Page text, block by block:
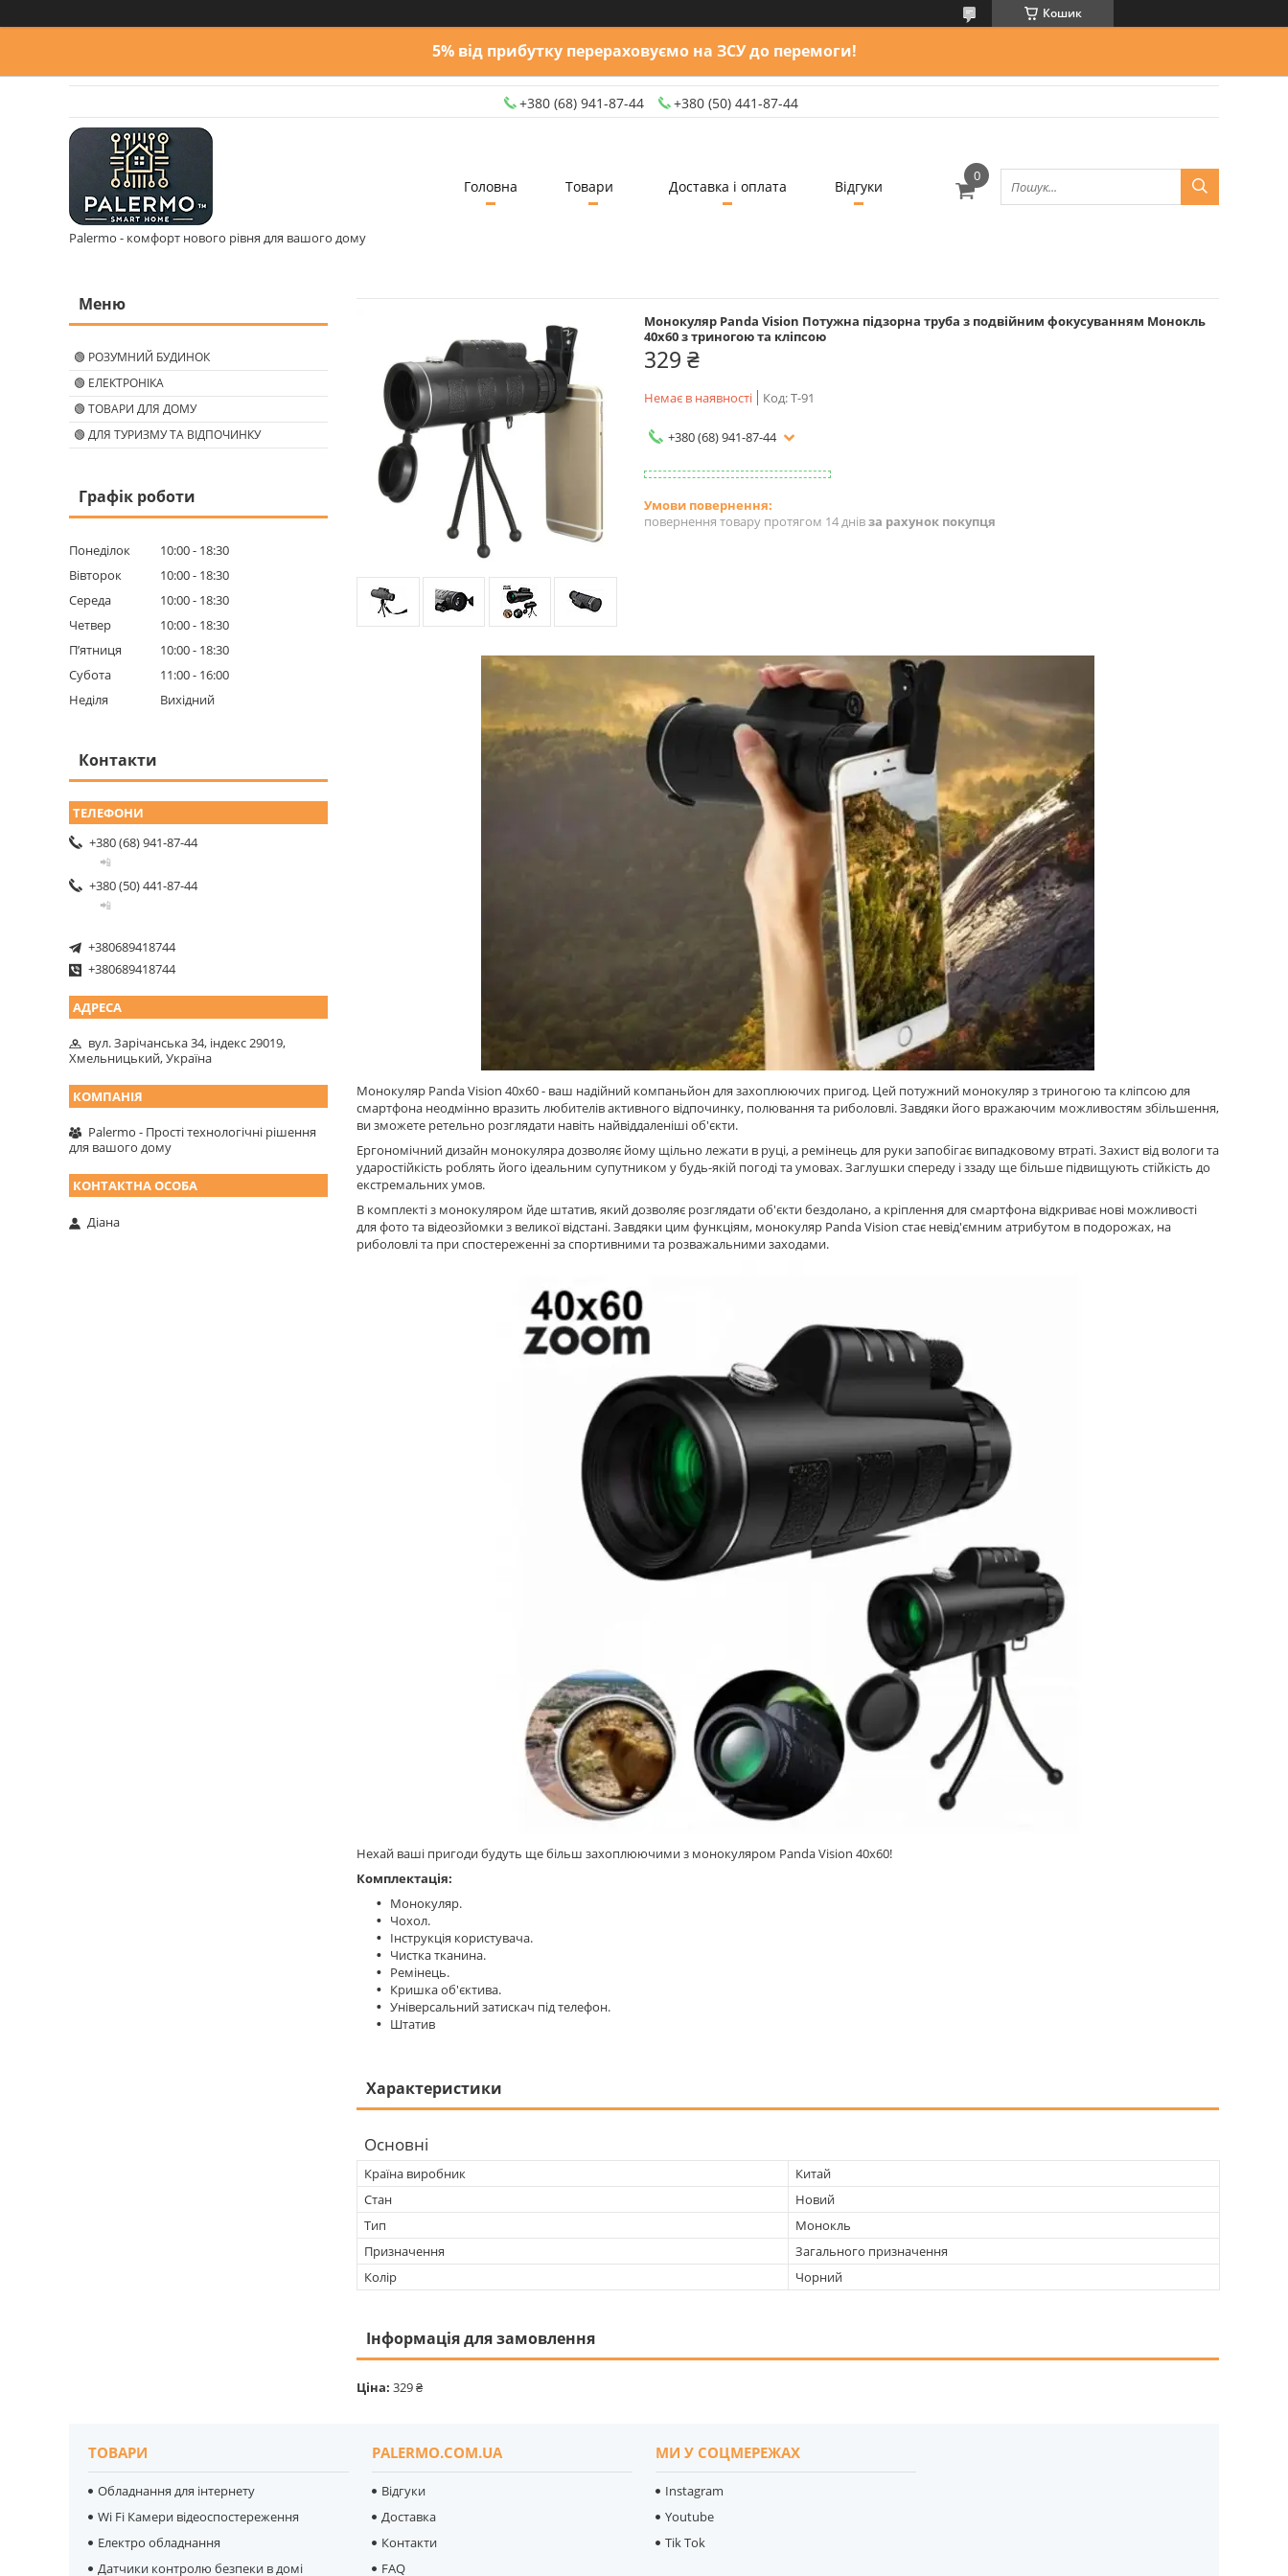
Кошик
5% від прибутку перераховуємо на ЗСУ до перемоги!
+380 (68) 941-87-44 +380 (50) 441-87-44
Palermo - комфорт нового рівня для вашого дому
Головна Товари Доставка і оплата Відгуки
Монокуляр Panda Vision Потужна підзорна труба з подвійним фокусуванням Монокль
40х60 з триногою та кліпсою
329 ₴
Немає в наявності Код:Т-91
+380 (68) 941-87-44
повернення товару протягом 14 днівза рахунок покупця
Монокуляр Panda Vision 40x60 - ваш надійний компаньйон для захоплюючих пригод. Цей потужний монокуляр з триногою та кліпсою для
смартфона неодмінно вразить любителів активного відпочинку, полювання та риболовлі. Завдяки його вражаючим можливостям збільшення,
ви зможете ретельно розглядати навіть найвіддаленіші об'єкти.
Ергономічний дизайн монокуляра дозволяє йому щільно лежати в руці, а ремінець для руки запобігає випадковому втраті. Захист від вологи та
ударостійкість роблять його ідеальним супутником у будь-якій погоді та умовах. Заглушки спереду і ззаду ще більше підвищують стійкість до
екстремальних умов.
В комплекті з монокуляром йде штатив, який дозволяє розглядати об'єкти бездолано, а кріплення для смартфона відкриває нові можливості
для фото та відеозйомки з великої відстані. Завдяки цим функціям, монокуляр Panda Vision стає невід'ємним атрибутом в подорожах, на
риболовлі та при спостереженні за спортивними та розважальними заходами.
Нехай ваші пригоди будуть ще більш захоплюючими з монокуляром Panda Vision 40x60!
Комплектація:
Монокуляр.
Чохол.
Інструкція користувача.
Чистка тканина.
Ремінець.
Кришка об'єктива.
Універсальний затискач під телефон.
Штатив
Характеристики
Основні
Країна виробник
Китай
Стан
Новий
Тип
Монокль
Призначення
Загального призначення
Колір
Чорний
Інформація для замовлення
Ціна: 329 ₴
🟢 РОЗУМНИЙ БУДИНОК
🟢 ЕЛЕКТРОНІКА
🟢 ТОВАРИ ДЛЯ ДОМУ
🟢 ДЛЯ ТУРИЗМУ ТА ВІДПОЧИНКУ
Графік роботи
Понеділок 10:00
18:30
Вівторок
10:00
18:30
Середа
10:00
18:30
Четвер
10:00
18:30
Пʼятниця
10:00
18:30
Субота
11:00
16:00
Неділя
Вихідний
Контакти
+380 (68) 941-87-44
📲
+380 (50) 441-87-44
📲
+380689418744
+380689418744
вул. Зарічанська 34, індекс 29019,
Хмельницький, Україна
Palermo - Прості технологічні рішення
для вашого дому
Діана
ТОВАРИ
Обладнання для інтернету
Wi Fi Камери відеоспостереження
Електро обладнання
Датчики контролю безпеки в домі
PALERMO.COM.UA
Відгуки
Доставка
Контакти
FAQ
МИ У СОЦМЕРЕЖАХ
Instagram
Youtube
Tik Tok